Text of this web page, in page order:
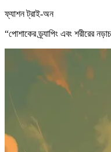
ফ্যাশন ট্রাই-অন
“পোশাকের ড্র্যাপিং এবং শরীরের